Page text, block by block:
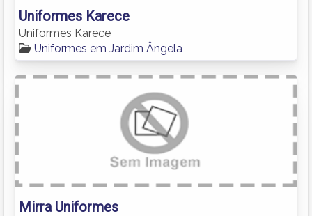
Uniformes Karece
Uniformes Karece
Uniformes em Jardim Ângela
Mirra Uniformes